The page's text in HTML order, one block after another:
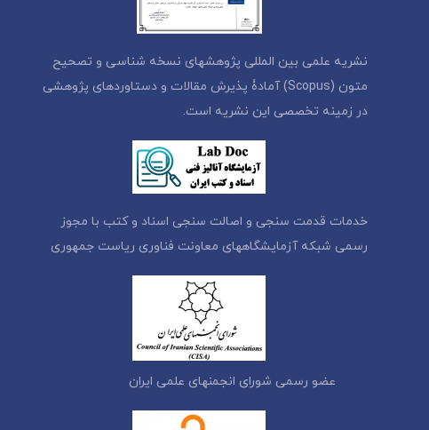
نشریه علمی بین المللی پژوهشهای نسخه شناسی و تصحیح
متون (Scopus) آمادۀ پذیرش مقالات و دستاوردهای پژوهشی
در زمینه تخصصی این نشریه است.
خدمات قدمت سنجی و اصالت سنجی اسناد و کتب با مجوز
رسمی شبکه آزمایشگاههای معاونت فناوری ریاست جمهوری
عضو رسمی شورای انجمنهای علمی ایران